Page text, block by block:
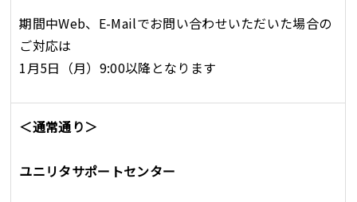
期間中Web、E-Mailでお問い合わせいただいた場合の
ご対応は
1月5日（月）9:00以降となります
＜通常通り＞
ユニリタサポートセンター